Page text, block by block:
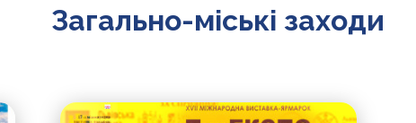
Загально-міські заходи